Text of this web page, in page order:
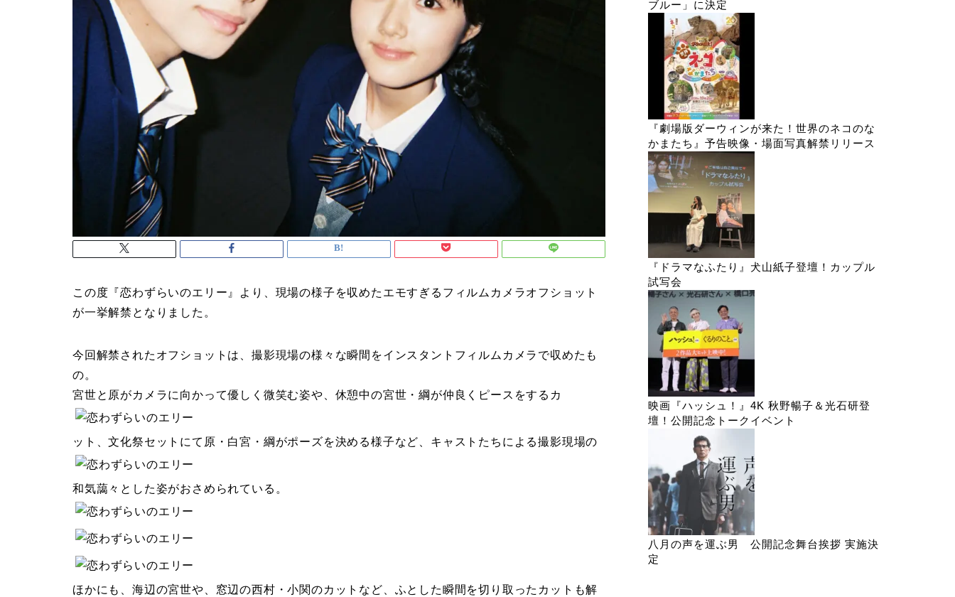
この度『恋わずらいのエリー』より、現場の様子を収めたエモすぎるフィルムカメラオフショット
が一挙解禁となりました。
今回解禁されたオフショットは、撮影現場の様々な瞬間をインスタントフィルムカメラで収めたも
の。
宮世と原がカメラに向かって優しく微笑む姿や、 休憩中の宮世・綱が仲良くピースをするカ
ット、文化祭セットにて原・白宮・綱がポーズを決める様子など、 キャストたちによる撮影現場の
和気藹々とした姿がおさめられている。
ほかにも、海辺の宮世や、窓辺の西村・小関のカットなど、ふとした瞬間を切り取ったカットも解
ブルー」に決定
『劇場版ダーウィンが来た！世界のネコのな
かまたち』予告映像・場面写真解禁リリース
『ドラマなふたり』犬山紙子登壇！カップル
試写会
映画『ハッシュ！』4K 秋野暢子＆光石研登
壇！公開記念トークイベント
八月の声を運ぶ男 公開記念舞台挨拶 実施決
定